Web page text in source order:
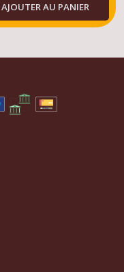
AJOUTER AU PANIER